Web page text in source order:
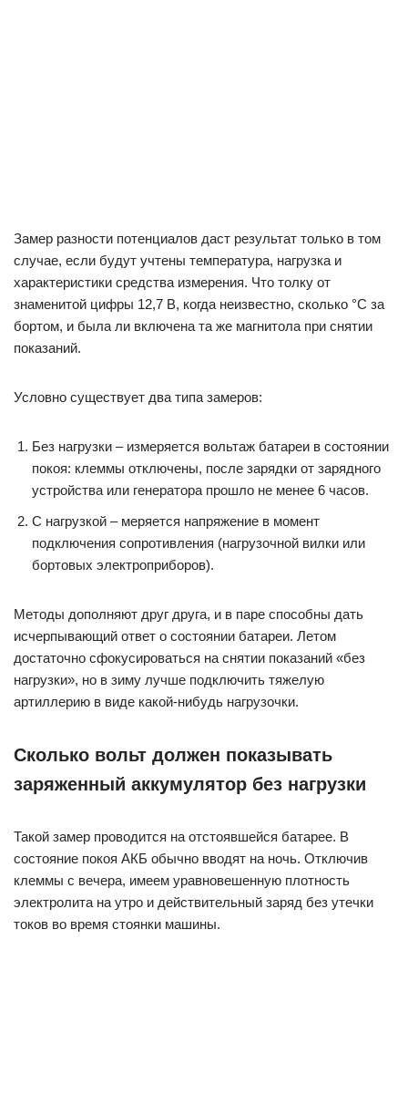
Замер разности потенциалов даст результат только в том
случае, если будут учтены температура, нагрузка и
характеристики средства измерения. Что толку от
знаменитой цифры 12,7 В, когда неизвестно, сколько °C за
бортом, и была ли включена та же магнитола при снятии
показаний.
Условно существует два типа замеров:
Без нагрузки – измеряется вольтаж батареи в состоянии
покоя: клеммы отключены, после зарядки от зарядного
устройства или генератора прошло не менее 6 часов.
С нагрузкой – меряется напряжение в момент
подключения сопротивления (нагрузочной вилки или
бортовых электроприборов).
Методы дополняют друг друга, и в паре способны дать
исчерпывающий ответ о состоянии батареи. Летом
достаточно сфокусироваться на снятии показаний «без
нагрузки», но в зиму лучше подключить тяжелую
артиллерию в виде какой-нибудь нагрузочки.
Сколько вольт должен показывать
заряженный аккумулятор без нагрузки
Такой замер проводится на отстоявшейся батарее. В
состояние покоя АКБ обычно вводят на ночь. Отключив
клеммы с вечера, имеем уравновешенную плотность
электролита на утро и действительный заряд без утечки
токов во время стоянки машины.